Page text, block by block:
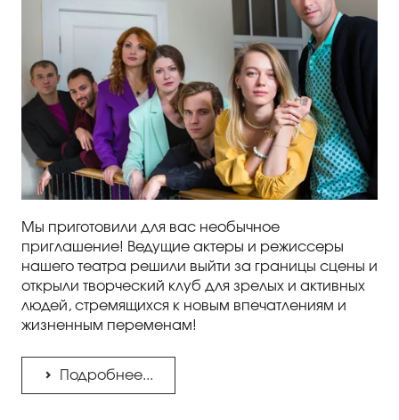
Мы приготовили для вас необычное
приглашение! Ведущие актеры и режиссеры
нашего театра решили выйти за границы сцены и
открыли творческий клуб для зрелых и активных
людей, стремящихся к новым впечатлениям и
жизненным переменам!
Подробнее...